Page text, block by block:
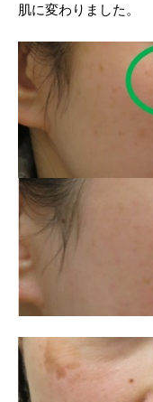
肌に変わりました。